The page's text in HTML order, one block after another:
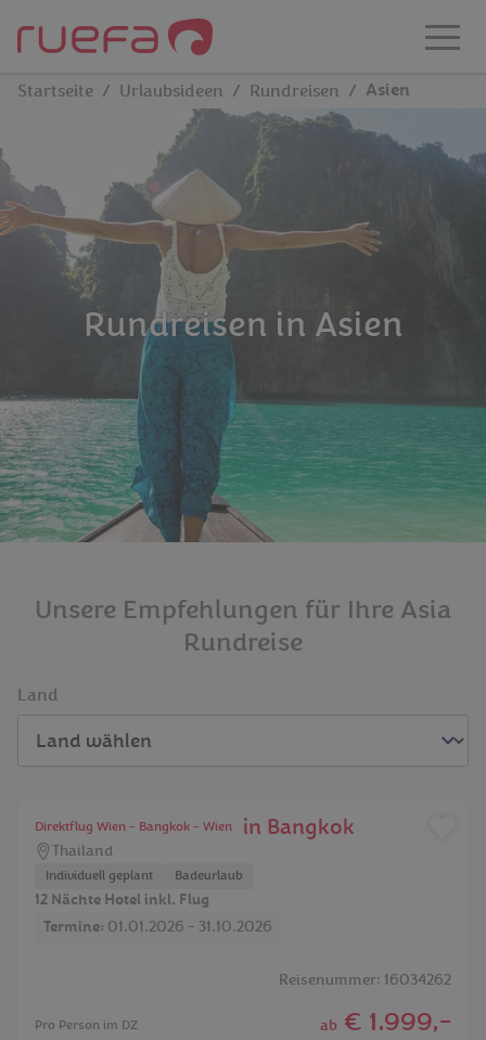
Zum Hauptinhalt springen
Startseite Urlaubsideen Rundreisen Asien
Rundreisen in Asien
Unsere Empfehlungen für Ihre Asia
Rundreise
Land
Direktflug Wien - Bangkok - Wien
Phuket mit Stopover in Bangkok
Thailand
Individuell geplant Badeurlaub
12 Nächte Hotel inkl. Flug
Termine: 01.01.2026 - 31.10.2026
Reisenummer: 16034262
Pro Person im DZ ab € 1.999,-